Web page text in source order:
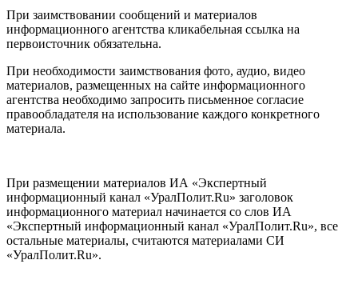
При заимствовании сообщений и материалов
информационного агентства кликабельная ссылка на
первоисточник обязательна.
При необходимости заимствования фото, аудио, видео
материалов, размещенных на сайте информационного
агентства необходимо запросить письменное согласие
правообладателя на использование каждого конкретного
материала.
При размещении материалов ИА «Экспертный
информационный канал «УралПолит.Ru» заголовок
информационного материал начинается со слов ИА
«Экспертный информационный канал «УралПолит.Ru», все
остальные материалы, считаются материалами СИ
«УралПолит.Ru».